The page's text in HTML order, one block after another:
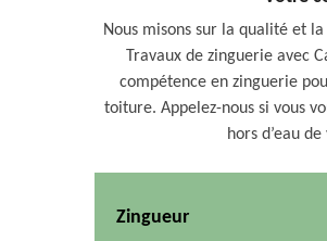
Nous misons sur la qualité et
Travaux de zinguerie avec
compétence en zinguerie
toiture. Appelez-nous si vous
hors d’eau
Zingueur